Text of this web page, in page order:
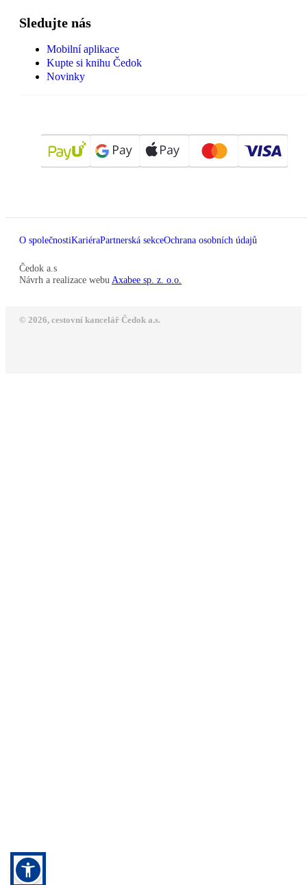
Sledujte nás
Mobilní aplikace
Kupte si knihu Čedok
Novinky
O společnostiKariéraPartnerská sekceOchrana osobních údajů
Čedok a.s
Návrh a realizace webu Axabee sp. z. o.o.
© 2026, cestovní kancelář Čedok a.s.